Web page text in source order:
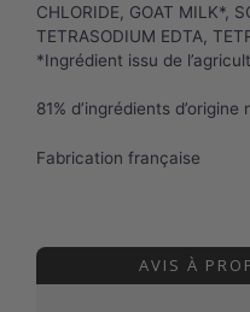
CHLORIDE, GOAT MILK*,
TETRASODIUM EDTA,
*Ingrédient issu de
81% d’ingrédients d’origine
Fabrication française
AVIS À